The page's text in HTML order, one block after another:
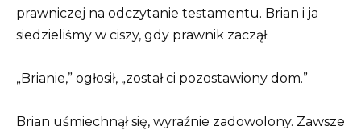
prawniczej na odczytanie testamentu. Brian i ja
siedzieliśmy w ciszy, gdy prawnik zaczął.
„Brianie,” ogłosił, „został ci pozostawiony dom.”
Brian uśmiechnął się, wyraźnie zadowolony. Zawsze